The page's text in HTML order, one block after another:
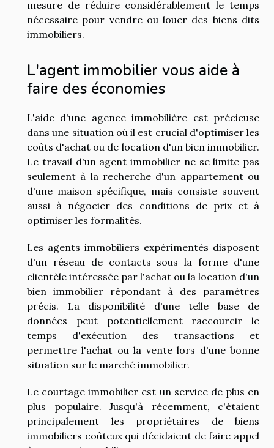
mesure de réduire considérablement le temps
nécessaire pour vendre ou louer des biens dits
immobiliers.
L'agent immobilier vous aide à
faire des économies
L'aide d'une agence immobilière est précieuse
dans une situation où il est crucial d'optimiser les
coûts d'achat ou de location d'un bien immobilier.
Le travail d'un agent immobilier ne se limite pas
seulement à la recherche d'un appartement ou
d'une maison spécifique, mais consiste souvent
aussi à négocier des conditions de prix et à
optimiser les formalités.
Les agents immobiliers expérimentés disposent
d'un réseau de contacts sous la forme d'une
clientèle intéressée par l'achat ou la location d'un
bien immobilier répondant à des paramètres
précis. La disponibilité d'une telle base de
données peut potentiellement raccourcir le
temps d'exécution des transactions et
permettre l'achat ou la vente lors d'une bonne
situation sur le marché immobilier.
Le courtage immobilier est un service de plus en
plus populaire. Jusqu'à récemment, c'étaient
principalement les propriétaires de biens
immobiliers coûteux qui décidaient de faire appel